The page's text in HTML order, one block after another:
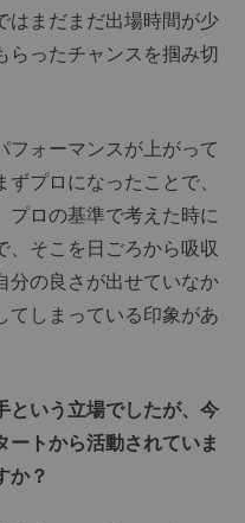
はまだまだ出場時間が少
らったチャンスを掴み切
ォーマンスが上がって
プロになったことで、
プロの基準で考えた時に
、そこを日ごろから吸収
分の良さが出せていなか
てしまっている印象があ
いう立場でしたが、今
トから活動されていま
か？